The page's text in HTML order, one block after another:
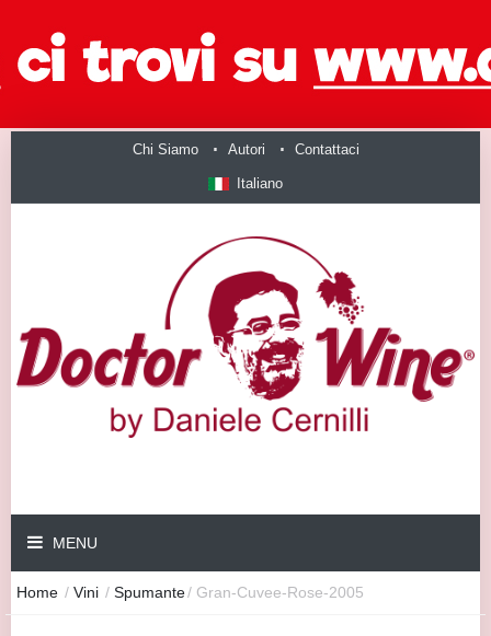
Chi Siamo Autori Contattaci
Italiano
MENU
Home / Vini / Spumante/ Gran-Cuvee-Rose-2005